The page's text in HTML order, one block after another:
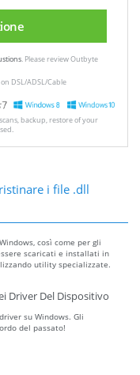
. Please review Outbyte
DSL/ADSL/Cable
backup, restore of your
i file .dll
così come per gli
scaricati e installati in
utility specializzate.
Driver Del Dispositivo
su Windows. Gli
del passato!